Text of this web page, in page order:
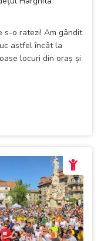
s-o ratezi! Am gândit
astfel încât la
locuri din oraș și